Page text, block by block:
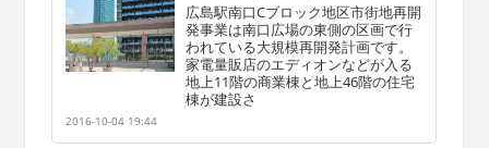
広島駅南口Cブロック地区市街地再開
発事業は南口広場の東側の区画で行
われている大規模再開発計画です。
家電量販店のエディオンなどが入る
地上11階の商業棟と地上46階の住宅
棟が建設さ
2016-10-04 19:44